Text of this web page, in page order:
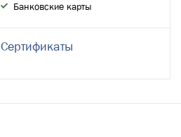
Банковские карты
Сертификаты